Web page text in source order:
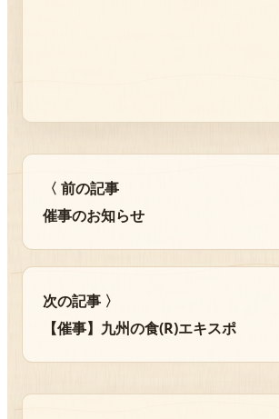
〈 前の記事
催事のお知らせ
次の記事 〉
【催事】九州の食(R)エキスポ